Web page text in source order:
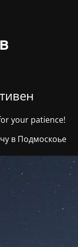
your patience!
в Подмоскоье